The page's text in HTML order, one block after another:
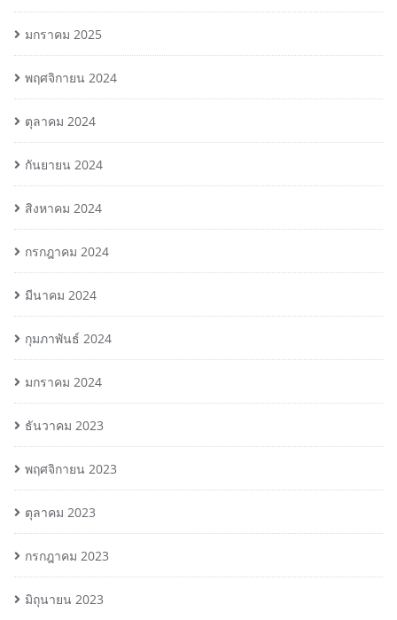
มกราคม 2025
พฤศจิกายน 2024
ตุลาคม 2024
กันยายน 2024
สิงหาคม 2024
กรกฎาคม 2024
มีนาคม 2024
กุมภาพันธ์ 2024
มกราคม 2024
ธันวาคม 2023
พฤศจิกายน 2023
ตุลาคม 2023
กรกฎาคม 2023
มิถุนายน 2023